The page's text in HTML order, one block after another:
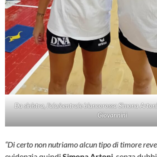
Da sinistra, l’ala/centrale biancorossa Simona
Giovannini
“Di certo non nutriamo alcun tipo di timore